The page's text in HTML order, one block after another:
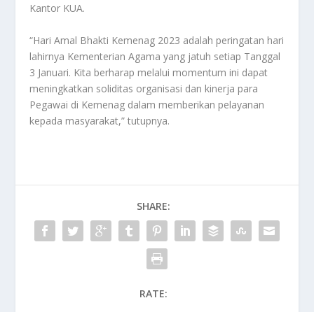
Kantor KUA.
“Hari Amal Bhakti Kemenag 2023 adalah peringatan hari
lahirnya Kementerian Agama yang jatuh setiap Tanggal
3 Januari. Kita berharap melalui momentum ini dapat
meningkatkan soliditas organisasi dan kinerja para
Pegawai di Kemenag dalam memberikan pelayanan
kepada masyarakat,” tutupnya.
SHARE:
RATE: